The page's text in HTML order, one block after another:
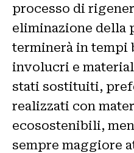
processo di
eliminazione della
terminerà in tempi
involucri e
stati sostituiti,
realizzati con
ecosostenibili,
sempre maggiore